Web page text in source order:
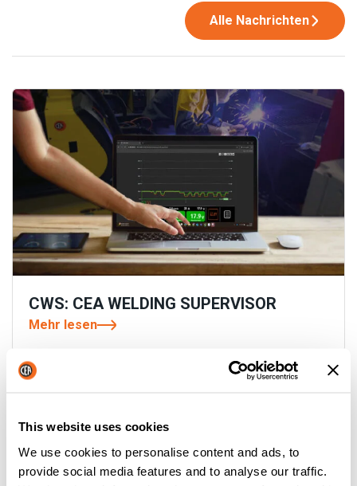
This website uses cookies
We use cookies to personalise content and ads, to
provide social media features and to analyse our traffic.
Alle Nachrichten
CWS: CEA WELDING SUPERVISOR
Mehr lesen